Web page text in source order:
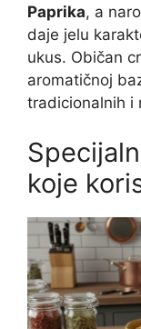
Paprika, a
daje jelu
ukus. Običan
aromatičnoj
tradicionalnih i
koje